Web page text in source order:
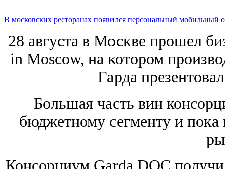
В московских ресторанах появился персональный мобильный
28 августа в Москве прошел
in Moscow, на котором
Гарда
Большая часть вин
бюджетному сегменту и пока